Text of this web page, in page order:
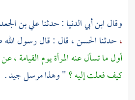
وقالابن أبي الدنيا: حدثناعلي بن
،حدثناالحسن ،قال : قال رسول
أول ما تسأل عنه المرأة يوم القيامة ،
كيف فعلت إليه ؟" وهذا مرسل جيد .